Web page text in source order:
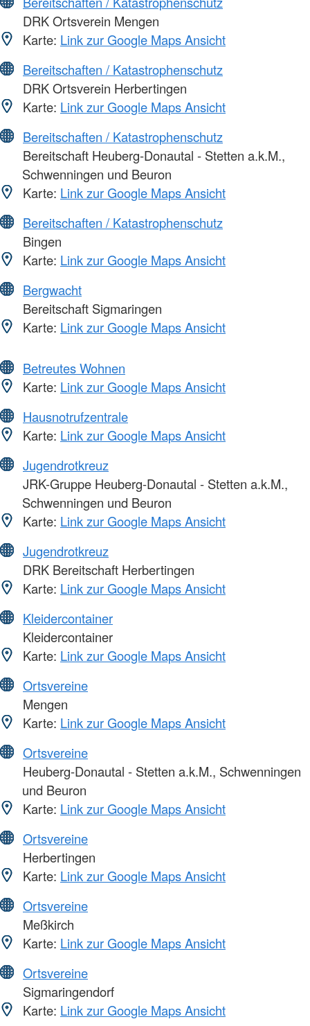
DRK Ortsverein Mengen
Karte: Link zur Google Maps Ansicht
Bereitschaften / Katastrophenschutz
DRK Ortsverein Herbertingen
Karte: Link zur Google Maps Ansicht
Bereitschaften / Katastrophenschutz
Bereitschaft Heuberg-Donautal - Stetten a.k.M.,
Schwenningen und Beuron
Karte: Link zur Google Maps Ansicht
Bereitschaften / Katastrophenschutz
Bingen
Karte: Link zur Google Maps Ansicht
Bergwacht
Bereitschaft Sigmaringen
Karte: Link zur Google Maps Ansicht
Betreutes Wohnen
Karte: Link zur Google Maps Ansicht
Hausnotrufzentrale
Karte: Link zur Google Maps Ansicht
Jugendrotkreuz
JRK-Gruppe Heuberg-Donautal - Stetten a.k.M.,
Schwenningen und Beuron
Karte: Link zur Google Maps Ansicht
Jugendrotkreuz
DRK Bereitschaft Herbertingen
Karte: Link zur Google Maps Ansicht
Kleidercontainer
Kleidercontainer
Karte: Link zur Google Maps Ansicht
Ortsvereine
Mengen
Karte: Link zur Google Maps Ansicht
Ortsvereine
Heuberg-Donautal - Stetten a.k.M., Schwenningen
und Beuron
Karte: Link zur Google Maps Ansicht
Ortsvereine
Herbertingen
Karte: Link zur Google Maps Ansicht
Ortsvereine
Meßkirch
Karte: Link zur Google Maps Ansicht
Ortsvereine
Sigmaringendorf
Karte: Link zur Google Maps Ansicht